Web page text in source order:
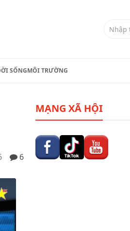
SỐNGMÔI TRƯỜNG
6
MẠNG XÃ HỘI